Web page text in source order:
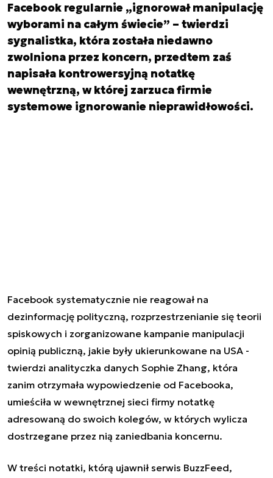
Facebook regularnie „ignorował manipulację
wyborami na całym świecie” – twierdzi
sygnalistka, która została niedawno
zwolniona przez koncern, przedtem zaś
napisała kontrowersyjną notatkę
wewnętrzną, w której zarzuca firmie
systemowe ignorowanie nieprawidłowości.
Facebook systematycznie nie reagował na
dezinformację polityczną, rozprzestrzenianie się teorii
spiskowych i zorganizowane kampanie manipulacji
opinią publiczną, jakie były ukierunkowane na USA -
twierdzi analityczka danych Sophie Zhang, która
zanim otrzymała wypowiedzenie od Facebooka,
umieściła w wewnętrznej sieci firmy notatkę
adresowaną do swoich kolegów, w których wylicza
dostrzegane przez nią zaniedbania koncernu.
W treści notatki, którą ujawnił serwis BuzzFeed,